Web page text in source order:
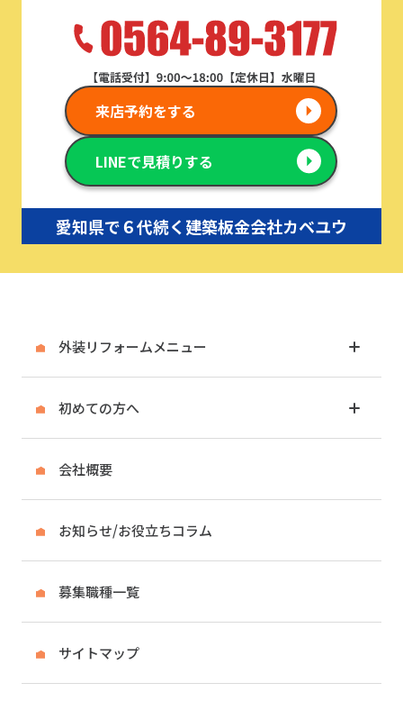
来店予約をする
LINEで見積りする
愛知県で６代続く建築板金会社カベユウ
外装リフォームメニュー
初めての方へ
会社概要
お知らせ/お役立ちコラム
募集職種一覧
サイトマップ